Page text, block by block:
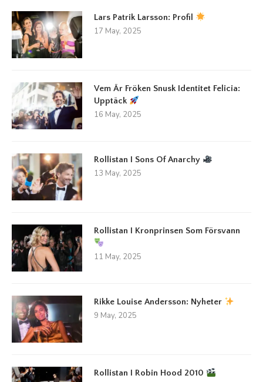
Lars Patrik Larsson: Profil
17 May, 2025
Vem Är Fröken Snusk Identitet Felicia:
Upptäck
16 May, 2025
Rollistan I Sons Of Anarchy
13 May, 2025
Rollistan I Kronprinsen Som Försvann
11 May, 2025
Rikke Louise Andersson: Nyheter
9 May, 2025
Rollistan I Robin Hood 2010